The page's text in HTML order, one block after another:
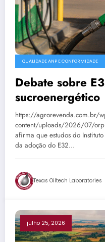
QUALIDADE ANP E CONFORMIDADE
Debate sobre
sucroenergético
https://agrorevenda.com.br/
content/uploads/2026/07/
afirma que estudos do
da adoção do E32…
Texas Oiltech Laboratories
julho 25, 2026